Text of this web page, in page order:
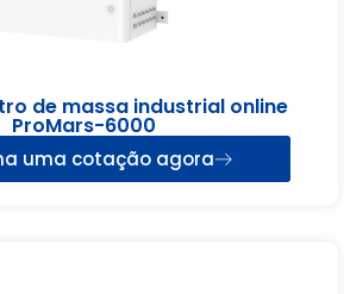
de massa industrial online
ProMars-6000
uma cotação agora